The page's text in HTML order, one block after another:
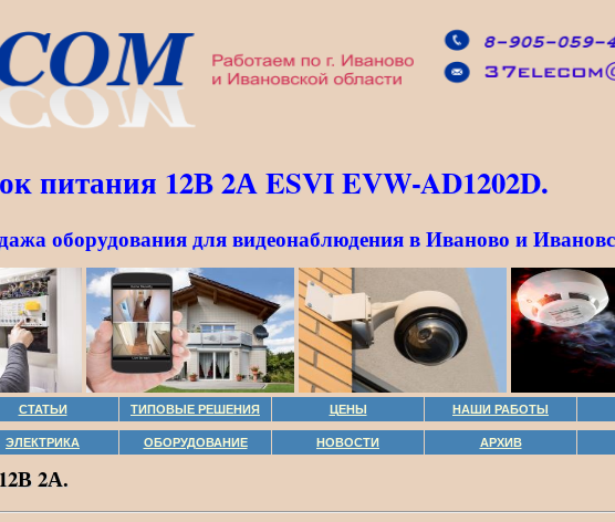
питания 12В 2А ESVI EVW-AD1202D.
оборудования для видеонаблюдения в Иваново и
СТАТЬИ ТИПОВЫЕ РЕШЕНИЯ ЦЕНЫ НАШИ РАБОТЫ
ЭЛЕКТРИКА ОБОРУДОВАНИЕ НОВОСТИ АРХИВ
2А.